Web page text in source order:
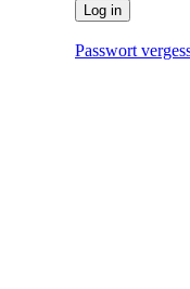
Log in
Passwort